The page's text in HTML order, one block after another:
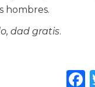
hombres.
dad gratis.